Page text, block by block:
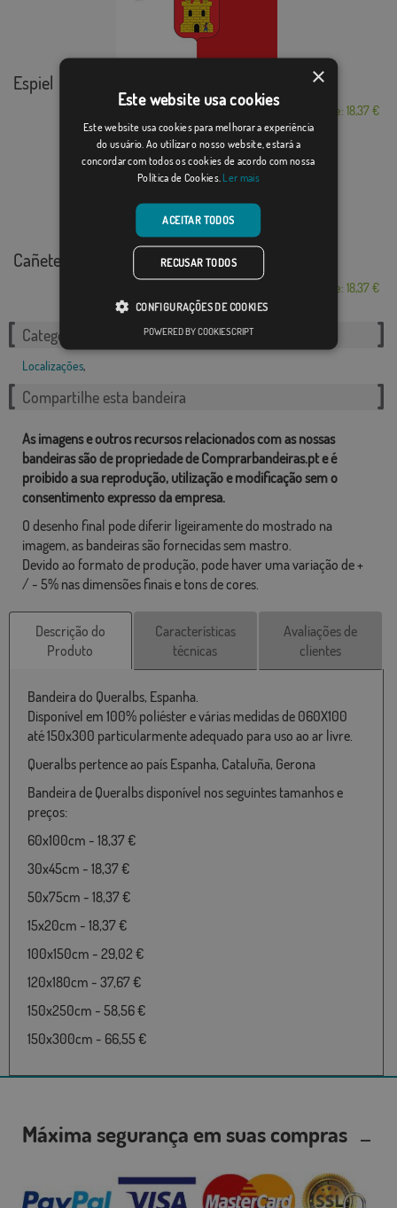
Espiel
Desde: 18,37 €
Cañete de las Torres
Desde: 18,37 €
Categorias relacionadas:
Localizações,
Compartilhe esta bandeira
As imagens e outros recursos relacionados com as nossas
bandeiras são de propriedade de Comprarbandeiras.pt e é
proibido a sua reprodução, utilização e modificação sem o
consentimento expresso da empresa.
O desenho final pode diferir ligeiramente do mostrado na
imagem, as bandeiras são fornecidas sem mastro.
Devido ao formato de produção, pode haver uma variação de +
/ - 5% nas dimensões finais e tons de cores.
Descrição do
Produto
Características
técnicas
Avaliações de
clientes
Bandeira do Queralbs, Espanha.
Disponível em 100% poliéster e várias medidas de 060X100
até 150x300 particularmente adequado para uso ao ar livre.
Queralbs pertence ao país Espanha, Cataluña, Gerona
Bandeira de Queralbs disponível nos seguintes tamanhos e
preços:
60x100cm - 18,37 €
30x45cm - 18,37 €
50x75cm - 18,37 €
15x20cm - 18,37 €
100x150cm - 29,02 €
120x180cm - 37,67 €
150x250cm - 58,56 €
150x300cm - 66,55 €
Máxima segurança em suas compras
×
Este website usa cookies
Este website usa cookies para melhorar a experiência
do usuário. Ao utilizar o nosso website, estará a
concordar com todos os cookies de acordo com nossa
Política de Cookies. Ler mais
ACEITAR TODOS
RECUSAR TODOS
CONFIGURAÇÕES DE COOKIES
POWERED BY COOKIESCRIPT